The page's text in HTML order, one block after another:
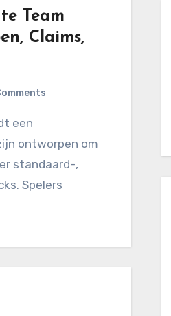
Team
Claims,
ontworpen om
standaard-,
Spelers